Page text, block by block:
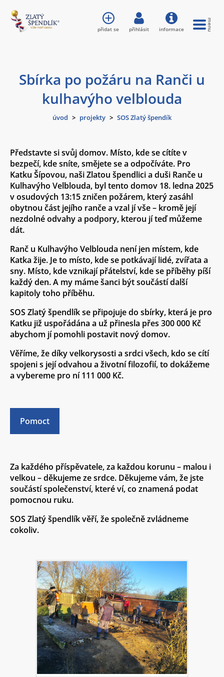
Sbírka po požáru na Ranči u
kulhavýho velblouda
úvod > projekty > SOS Zlatý špendík
Představte si svůj domov. Místo, kde se cítíte v
bezpečí, kde sníte, smějete se a odpočíváte. Pro
Katku Šípovou, naši Zlatou špendlici a duši Ranče u
Kulhavýho Velblouda, byl tento domov 18. ledna 2025
v osudových 13:15 zničen požárem, který zasáhl
obytnou část jejího ranče a vzal jí vše – kromě její
nezdolné odvahy a podpory, kterou jí teď můžeme
dát.
Ranč u Kulhavýho Velblouda není jen místem, kde
Katka žije. Je to místo, kde se potkávají lidé, zvířata a
sny. Místo, kde vznikají přátelství, kde se příběhy píší
každý den. A my máme šanci být součástí další
kapitoly toho příběhu.
SOS Zlatý špendlík se připojuje do sbírky, která je pro
Katku již uspořádána a už přinesla přes 300 000 Kč
abychom jí pomohli postavit nový domov.
Věříme, že díky velkorysosti a srdci všech, kdo se cítí
spojeni s její odvahou a životní filozofií, to dokážeme
a vybereme pro ní 111 000 Kč.
Pomoct
Za každého příspěvatele, za každou korunu – malou i
velkou – děkujeme ze srdce. Děkujeme vám, že jste
součástí společenství, které ví, co znamená podat
pomocnou ruku.
SOS Zlatý špendlík věří, že společně zvládneme
cokoliv.
přidat se přihlásit informace